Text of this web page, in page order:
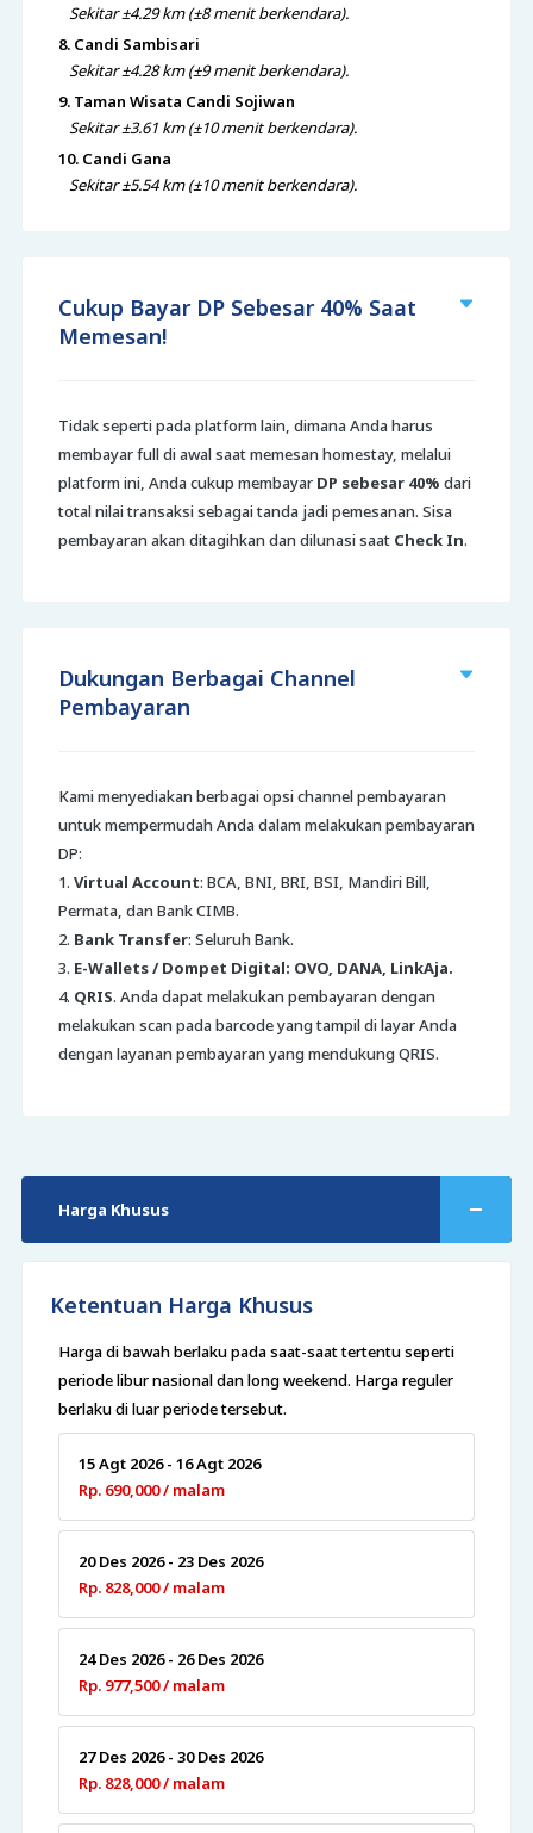
Sekitar ±4.29 km (±8 menit berkendara).
8. Candi Sambisari
Sekitar ±4.28 km (±9 menit berkendara).
9. Taman Wisata Candi Sojiwan
Sekitar ±3.61 km (±10 menit berkendara).
10. Candi Gana
Sekitar ±5.54 km (±10 menit berkendara).
Cukup Bayar DP Sebesar 40% Saat
Memesan!
Tidak seperti pada platform lain, dimana Anda harus
membayar full di awal saat memesan homestay, melalui
platform ini, Anda cukup membayar DP sebesar 40% dari
total nilai transaksi sebagai tanda jadi pemesanan. Sisa
pembayaran akan ditagihkan dan dilunasi saat Check In.
Dukungan Berbagai Channel
Pembayaran
Kami menyediakan berbagai opsi channel pembayaran
untuk mempermudah Anda dalam melakukan pembayaran
DP:
1. Virtual Account: BCA, BNI, BRI, BSI, Mandiri Bill,
Permata, dan Bank CIMB.
2. Bank Transfer: Seluruh Bank.
3. E-Wallets / Dompet Digital: OVO, DANA, LinkAja.
4. QRIS. Anda dapat melakukan pembayaran dengan
melakukan scan pada barcode yang tampil di layar Anda
dengan layanan pembayaran yang mendukung QRIS.
Harga Khusus
Ketentuan Harga Khusus
Harga di bawah berlaku pada saat-saat tertentu seperti
periode libur nasional dan long weekend. Harga reguler
berlaku di luar periode tersebut.
15 Agt 2026 - 16 Agt 2026
Rp. 690,000 / malam
20 Des 2026 - 23 Des 2026
Rp. 828,000 / malam
24 Des 2026 - 26 Des 2026
Rp. 977,500 / malam
27 Des 2026 - 30 Des 2026
Rp. 828,000 / malam